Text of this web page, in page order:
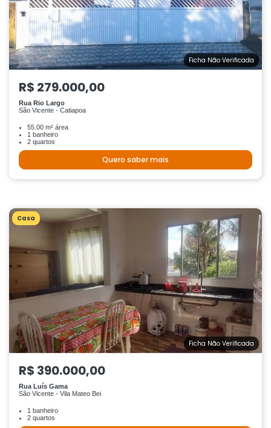
Ficha Não Verificada
R$ 279.000,00
Rua Rio Largo
São Vicente - Catiapoa
55.00 m² área
1 banheiro
2 quartos
Quero saber mais
Casa
Ficha Não Verificada
R$ 390.000,00
Rua Luís Gama
São Vicente - Vila Mateo Bei
1 banheiro
2 quartos